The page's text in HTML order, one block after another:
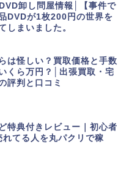
卸し問屋情報│【事件で
DVDが1枚200円の世界を
しまいました。
は怪しい？買取価格と手数
くら万円？│出張買取・宅
評判と口コミ
特典付きレビュー｜初心者
てる人を丸パクリで稼